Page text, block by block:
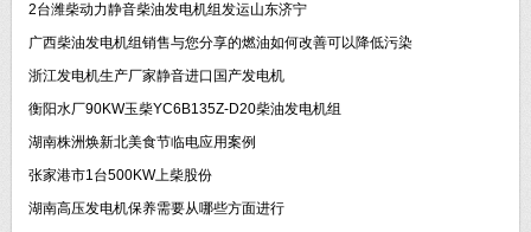
2台潍柴动力静音柴油发电机组发运山东济宁
广西柴油发电机组销售与您分享的燃油如何改善可以降低污染
浙江发电机生产厂家静音进口国产发电机
衡阳水厂90KW玉柴YC6B135Z-D20柴油发电机组
湖南株洲焕新北美食节临电应用案例
张家港市1台500KW上柴股份
湖南高压发电机保养需要从哪些方面进行